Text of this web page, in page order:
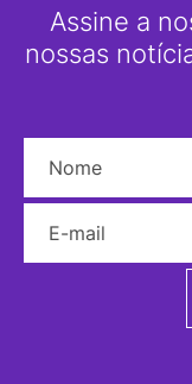
Assine a
nossas